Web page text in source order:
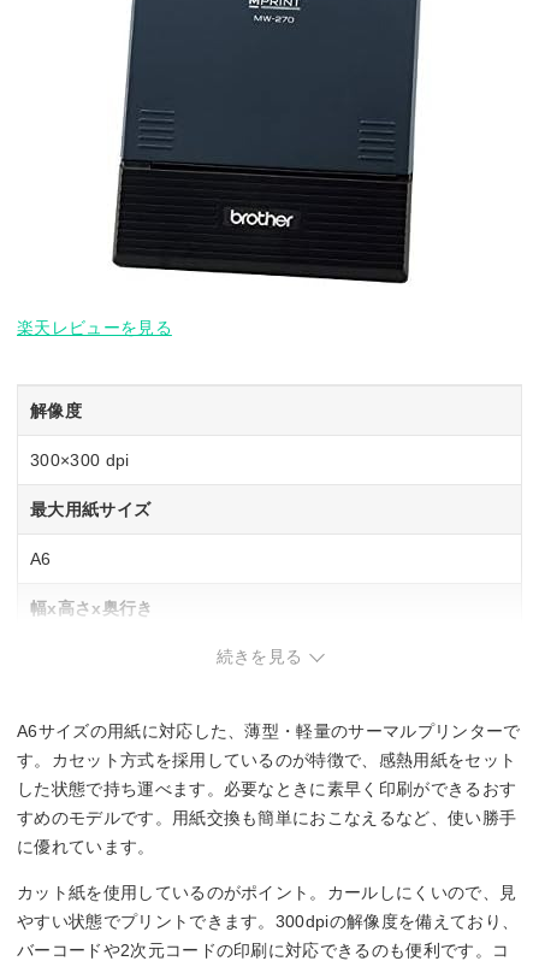
楽天レビューを見る
解像度
300×300 dpi
最大用紙サイズ
A6
幅x高さx奥行き
0.52 kg
続きを見る
A6サイズの用紙に対応した、薄型・軽量のサーマルプリンターで
す。カセット方式を採用しているのが特徴で、感熱用紙をセット
した状態で持ち運べます。必要なときに素早く印刷ができるおす
すめのモデルです。用紙交換も簡単におこなえるなど、使い勝手
に優れています。
カット紙を使用しているのがポイント。カールしにくいので、見
やすい状態でプリントできます。300dpiの解像度を備えており、
バーコードや2次元コードの印刷に対応できるのも便利です。コ